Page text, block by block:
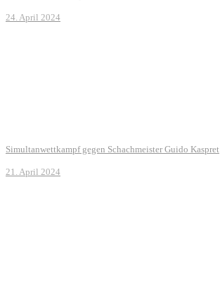
24. April 2024
Simultanwettkampf gegen Schachmeister Guido Kaspret
21. April 2024